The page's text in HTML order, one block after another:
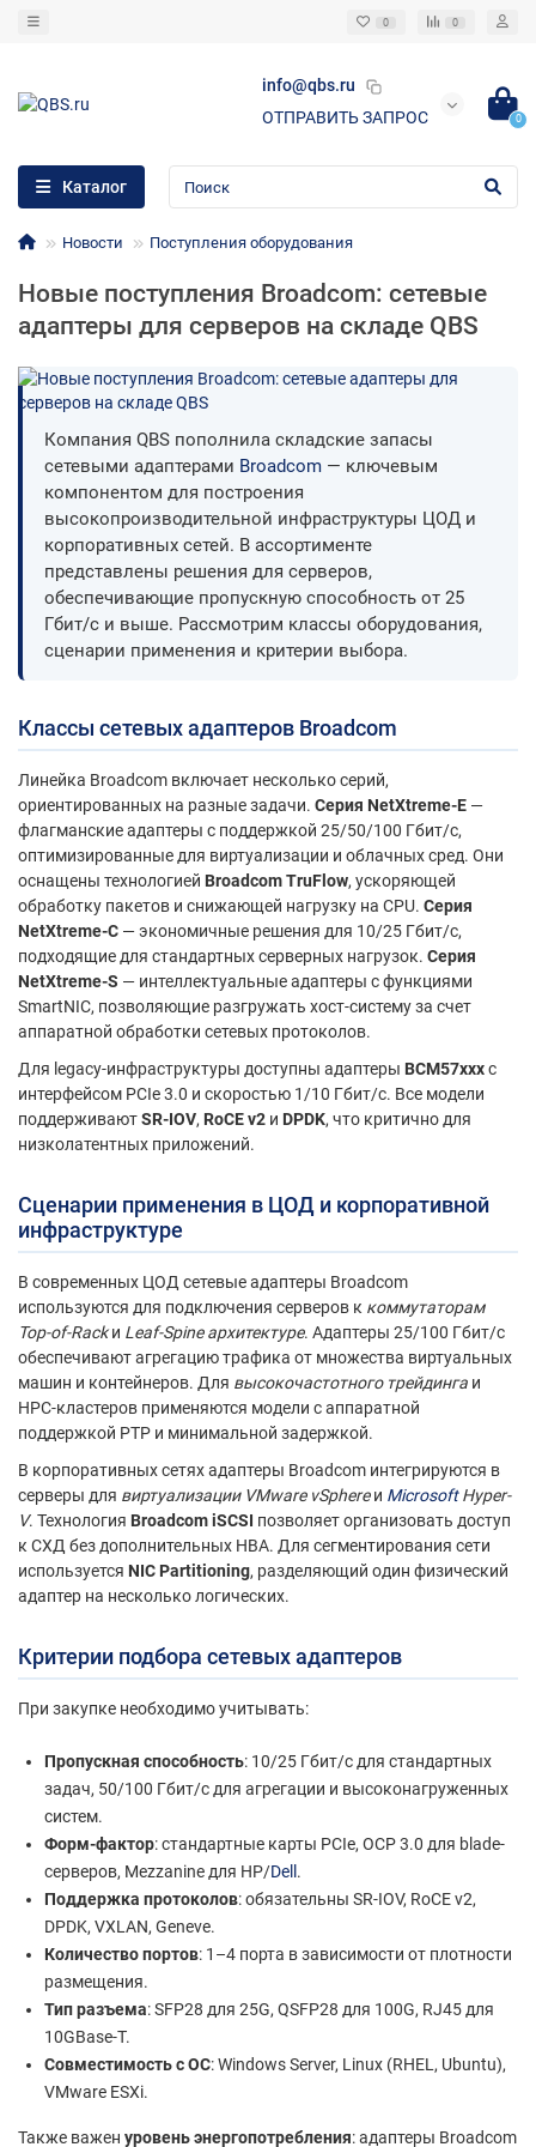
0 0
info@qbs.ru
ОТПРАВИТЬ ЗАПРОС
0
Каталог
Новости Поступления оборудования
Новые поступления Broadcom: сетевые
адаптеры для серверов на складе QBS
Компания QBS пополнила складские запасы
сетевыми адаптерами Broadcom — ключевым
компонентом для построения
высокопроизводительной инфраструктуры ЦОД и
корпоративных сетей. В ассортименте
представлены решения для серверов,
обеспечивающие пропускную способность от 25
Гбит/с и выше. Рассмотрим классы оборудования,
сценарии применения и критерии выбора.
Классы сетевых адаптеров Broadcom
Линейка Broadcom включает несколько серий,
ориентированных на разные задачи. Серия NetXtreme-E —
флагманские адаптеры с поддержкой 25/50/100 Гбит/с,
оптимизированные для виртуализации и облачных сред. Они
оснащены технологией Broadcom TruFlow, ускоряющей
обработку пакетов и снижающей нагрузку на CPU. Серия
NetXtreme-C — экономичные решения для 10/25 Гбит/с,
подходящие для стандартных серверных нагрузок. Серия
NetXtreme-S — интеллектуальные адаптеры с функциями
SmartNIC, позволяющие разгружать хост-систему за счет
аппаратной обработки сетевых протоколов.
Для legacy-инфраструктуры доступны адаптеры BCM57xxxс
интерфейсом PCIe 3.0 и скоростью 1/10 Гбит/с. Все модели
поддерживаютSR-IOV, RoCE v2 и DPDK, что критично для
низколатентных приложений.
Сценарии применения в ЦОД и корпоративной
инфраструктуре
В современных ЦОД сетевые адаптеры Broadcom
используются для подключения серверов к коммутаторам
Top-of-Rackи Leaf-Spine архитектуре. Адаптеры 25/100 Гбит/с
обеспечивают агрегацию трафика от множества виртуальных
машин и контейнеров. Для высокочастотного трейдинга и
HPC-кластеров применяются модели с аппаратной
поддержкой PTP и минимальной задержкой.
В корпоративных сетях адаптеры Broadcom интегрируются в
серверы для виртуализации VMware vSphereи MicrosoftHyper-
V. Технология Broadcom iSCSI позволяет организовать доступ
к СХД без дополнительных HBA. Для сегментирования сети
используется NIC Partitioning, разделяющий один физический
адаптер на несколько логических.
Критерии подбора сетевых адаптеров
При закупке необходимо учитывать:
Пропускная способность: 10/25 Гбит/с для стандартных
задач, 50/100 Гбит/с для агрегации и высоконагруженных
систем.
Форм-фактор: стандартные карты PCIe, OCP 3.0 для blade-
серверов, Mezzanine для HP/Dell .
Поддержка протоколов: обязательны SR-IOV, RoCE v2,
DPDK, VXLAN, Geneve.
Количество портов: 1–4 порта в зависимости от плотности
размещения.
Тип разъема: SFP28 для 25G, QSFP28 для 100G, RJ45 для
10GBase-T.
Совместимость с ОС: Windows Server, Linux (RHEL, Ubuntu),
VMware ESXi.
Также важен уровень энергопотребления: адаптеры Broadcom